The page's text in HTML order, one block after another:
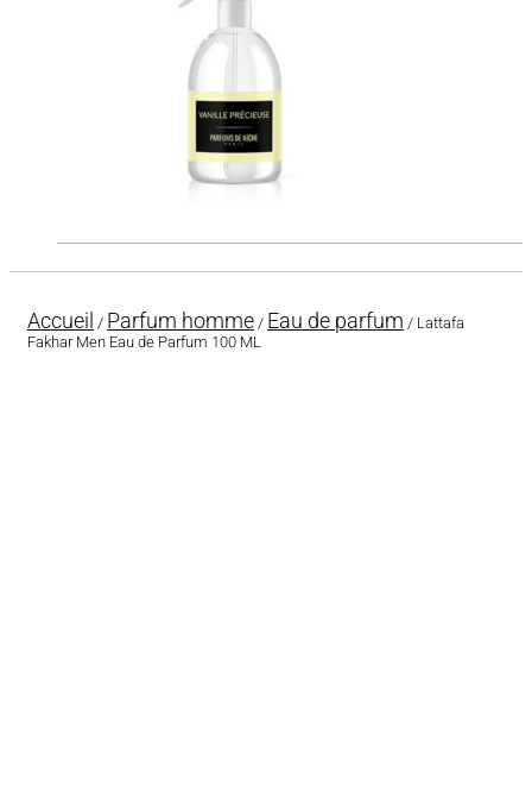
Accueil / Parfum homme / Eau de parfum / Lattafa
Fakhar Men Eau de Parfum 100 ML